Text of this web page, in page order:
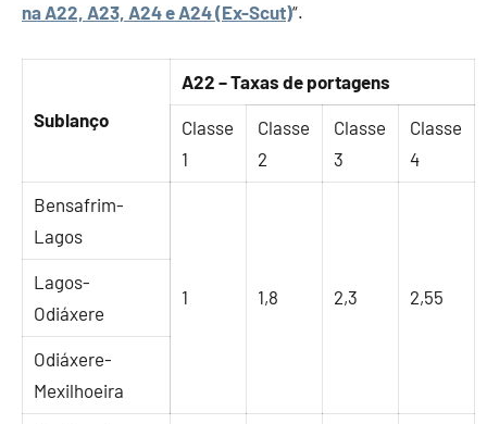
na A22, A23, A24 e A24 (Ex-Scut)“.
Sublanço
A22 – Taxas de portagens
Classe
1
Classe
2
Classe
3
Classe
4
Bensafrim-
Lagos
1 1,8 2,3 2,55
Lagos-
Odiáxere
Odiáxere-
Mexilhoeira